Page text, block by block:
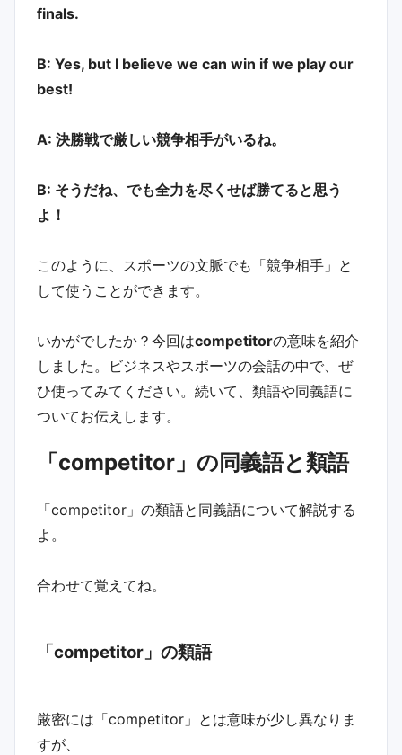
finals.
B: Yes, but I believe we can win if we play our
best!
A: 決勝戦で厳しい競争相手がいるね。
B: そうだね、でも全力を尽くせば勝てると思う
よ！
このように、スポーツの文脈でも「競争相手」と
して使うことができます。
いかがでしたか？今回はcompetitorの意味を紹介
しました。ビジネスやスポーツの会話の中で、ぜ
ひ使ってみてください。続いて、類語や同義語に
ついてお伝えします。
「competitor」の同義語と類語
「competitor」の類語と同義語について解説する
よ。
合わせて覚えてね。
「competitor」の類語
厳密には「competitor」とは意味が少し異なりま
すが、